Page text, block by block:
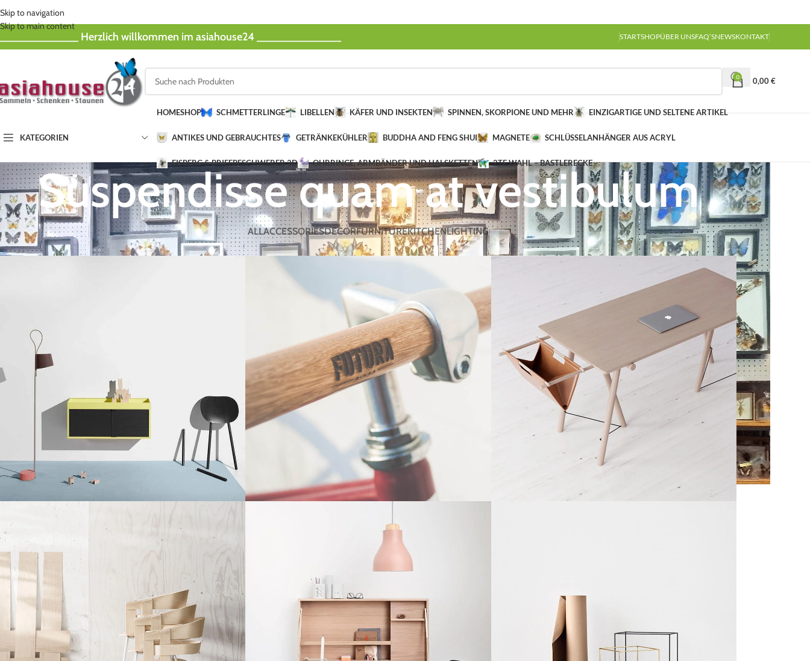
Skip to navigation
Skip to main content
Herzlich willkommen im asiahouse24 ______________ STARTSHOPÜBER UNSFAQ’SNEWSKONTAKT
0 0,00€
KATEGORIEN
HOMESHOP SCHMETTERLINGE LIBELLEN KÄFER UND INSEKTEN SPINNEN, SKORPIONE UND MEHR EINZIGARTIGE UND SELTENE ARTIKEL
ANTIKES UND GEBRAUCHTES GETRÄNKEKÜHLER BUDDHA AND FENG SHUI MAGNETE SCHLÜSSELANHÄNGER AUS ACRYL
EISBERG & BRIEFBESCHWERER 3D OHRRINGE, ARMBÄNDER UND HALSKETTEN 2TE WAHL – BASTLERECKE
Suspendisse quam at vestibulum
ALLACCESSORIESDECORFURNITUREKITCHENLIGHTING
Kitchen
Suspendisse quam at vestibulum Netus eu mollis hac dignis